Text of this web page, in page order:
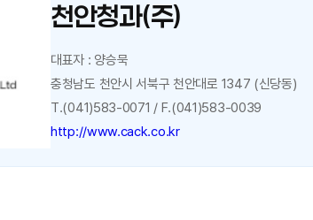
천안청과(주)
대표자 : 양승묵
충청남도 천안시 서북구 천안대로 1347 (신당동)
T.(041)583-0071 / F.(041)583-0039
http://www.cack.co.kr